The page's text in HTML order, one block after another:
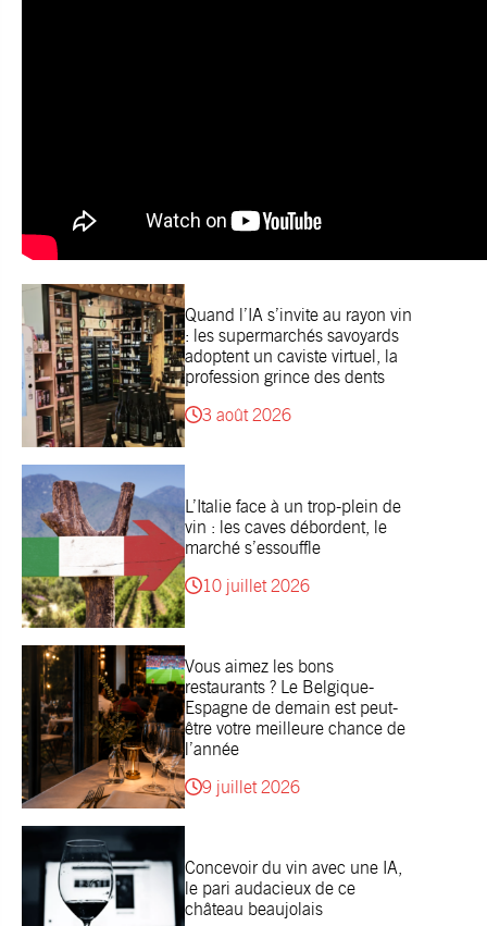
Quand l’IA s’invite au rayon vin
: les supermarchés savoyards
adoptent un caviste virtuel, la
profession grince des dents
3 août 2026
L’Italie face à un trop-plein de
vin : les caves débordent, le
marché s’essouffle
10 juillet 2026
Vous aimez les bons
restaurants ? Le Belgique-
Espagne de demain est peut-
être votre meilleure chance de
l’année
9 juillet 2026
Concevoir du vin avec une IA,
le pari audacieux de ce
château beaujolais